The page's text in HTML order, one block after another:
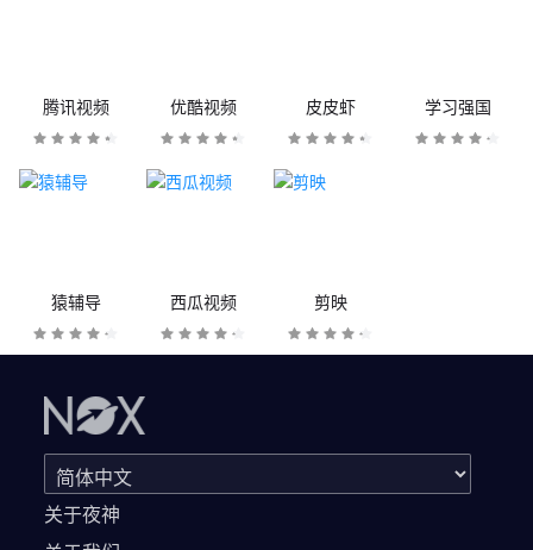
腾讯视频 优酷视频 皮皮虾 学习强国
猿辅导 西瓜视频 剪映
关于夜神